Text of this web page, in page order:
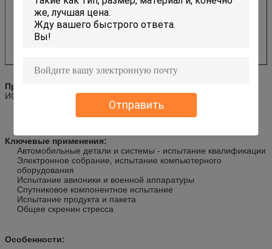
Отправить
Применимые стандарты:
ИСТА, ГБ, ГДЖБ, ДЖИС, БС етк.
Ключевые применения:
Автомобильные детали и системы - испытание квалификации
Электронное собрание, испытание компьютерного
оборудования
Испытание авионики и военной аппаратуры
Спутниковое компонентное испытание
Испытание продукта и пакета
Общее скренин стресса
Особенности: